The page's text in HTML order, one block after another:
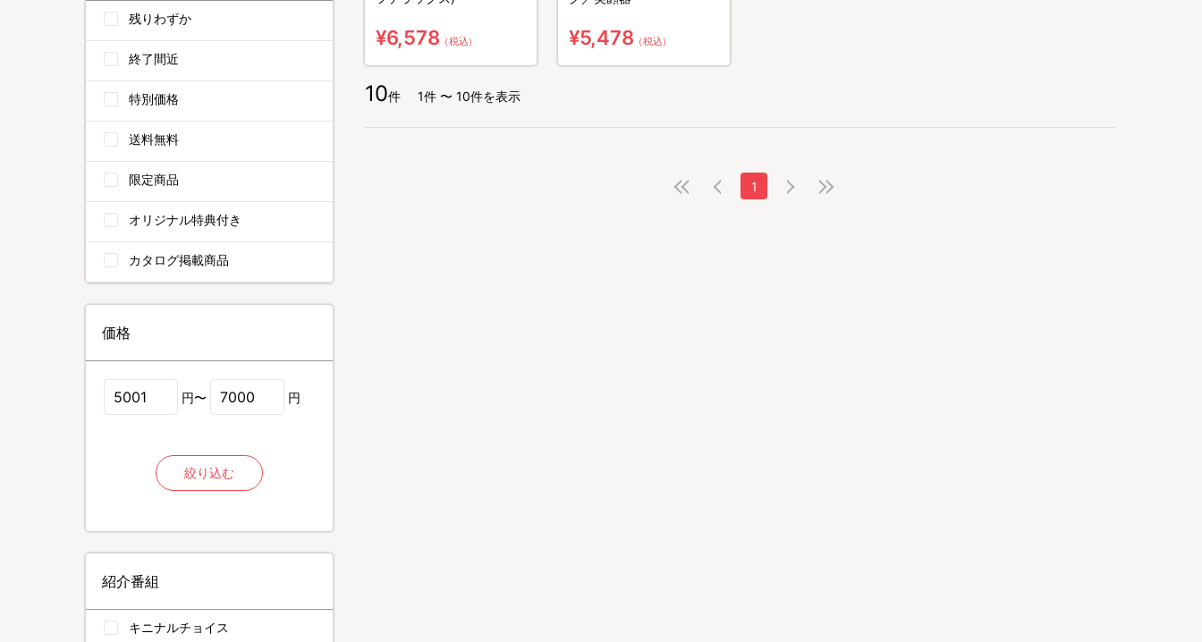
¥6,578 （税込） ¥5,478 （税込）
10件 1件 〜 10件を表示
1
残りわずか
終了間近
特別価格
送料無料
限定商品
オリジナル特典付き
カタログ掲載商品
価格
円〜 円
絞り込む
紹介番組
キニナルチョイス